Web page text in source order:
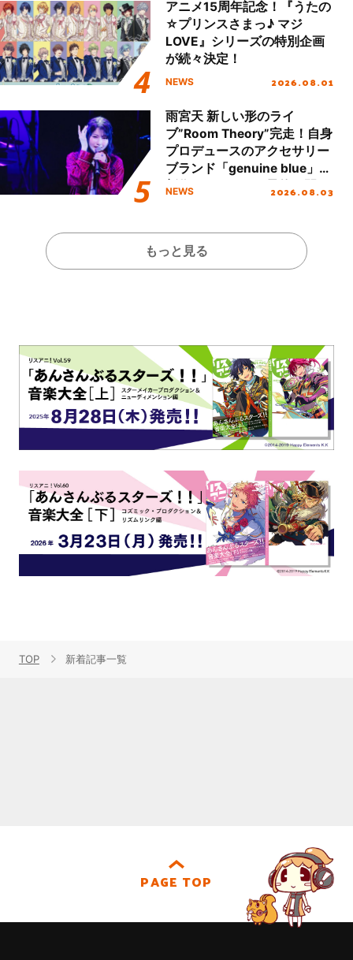
アニメ15周年記念！『うたの
☆プリンスさまっ♪ マジ
LOVE』シリーズの特別企画
が続々決定！
NEWS 2026.08.01
雨宮天 新しい形のライ
ブ”Room Theory”完走！自身
プロデュースのアクセサリー
ブランド「genuine blue」の
新作アクセサリー予約も開
NEWS 2026.08.03
もっと見る
TOP 新着記事一覧
PAGE TOP